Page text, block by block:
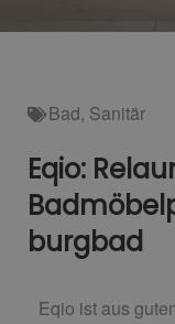
Bad, Sanitär
Eqio:
burgbad
Eqio ist aus